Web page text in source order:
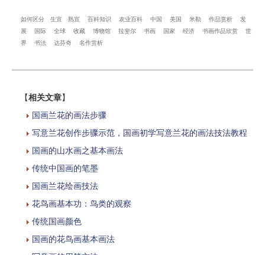
如何区分 生宣 熟宣 百科知识 农业百科 中国 美国 米勒 作品赏析
发
展
国际 全球 收藏 博物馆 拉斐尔 书画 国家 经济 书画作品欣赏
世
界
书法 达芬奇 名作赏析
【相关文章】
国画兰花的画法步骤
写意兰花创作步骤示范，国画初学写意兰花的画法技法教程
国画的山水画之基本画法
传统中国画的笔墨
国画兰花绘画技法
花鸟画基本功：鸟类的观察
传统国画颜色
国画的花鸟画基本画法